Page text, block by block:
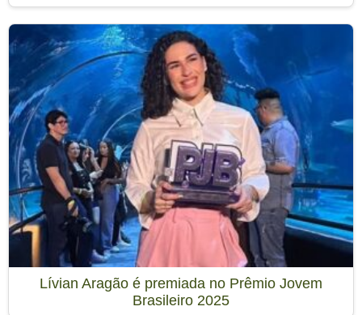
Lívian Aragão é premiada no Prêmio Jovem
Brasileiro 2025